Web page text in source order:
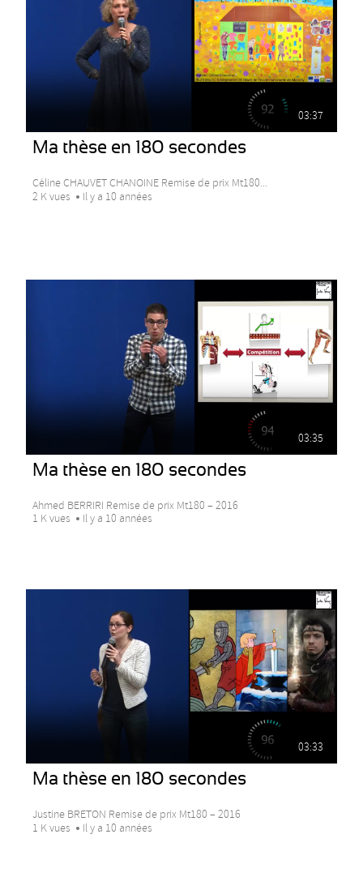
03:37
Ma thèse en 180 secondes
Céline CHAUVET CHANOINE Remise de prix Mt180...
2 K vues
Il y a 10 années
03:35
Ma thèse en 180 secondes
Ahmed BERRIRI Remise de prix Mt180 – 2016
1 K vues
Il y a 10 années
03:33
Ma thèse en 180 secondes
Justine BRETON Remise de prix Mt180 – 2016
1 K vues
Il y a 10 années